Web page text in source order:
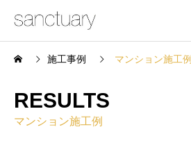
施工事例 マンション施工例
RESULTS
マンション施工例